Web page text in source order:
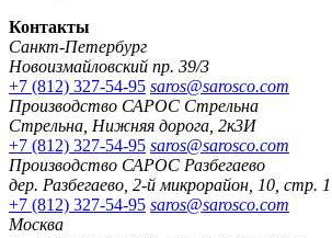
Контакты
Санкт-Петербург
Новоизмайловский пр. 39/3
+7 (812) 327-54-95 saros@sarosco.com
Производство САРОС Стрельна
Стрельна, Нижняя дорога, 2к3И
+7 (812) 327-54-95 saros@sarosco.com
Производство САРОС Разбегаево
дер. Разбегаево, 2-й микрорайон, 10, стр. 1
+7 (812) 327-54-95 saros@sarosco.com
Москва